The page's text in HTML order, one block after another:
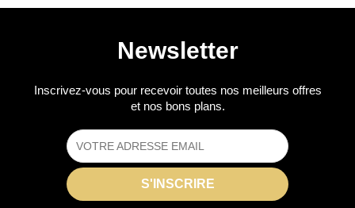
Newsletter
Inscrivez-vous pour recevoir toutes nos meilleurs offres
et nos bons plans.